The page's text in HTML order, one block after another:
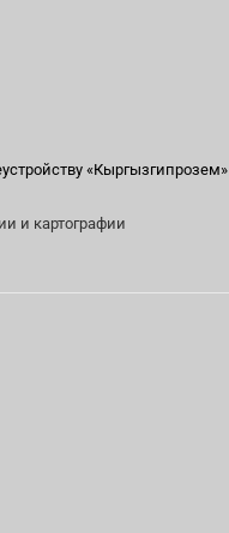
«Кыргызгипрозем»
и картографии